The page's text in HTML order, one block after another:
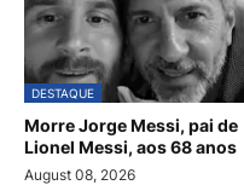
DESTAQUE
Morre Jorge Messi, pai de
Lionel Messi, aos 68 anos
August 08, 2026